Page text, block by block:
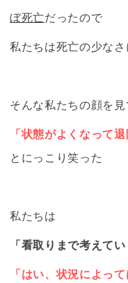
ぼ死亡だったので
私たちは死亡の少な
そんな私たちの顔を
「状態がよくなって
とにっこり笑った
私たちは
「看取りまで考えてい
「はい、状況によっ